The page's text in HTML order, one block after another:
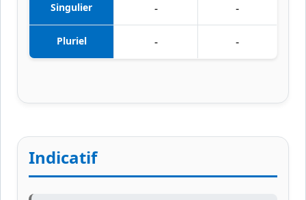
Singulier - -
Pluriel - -
Indicatif